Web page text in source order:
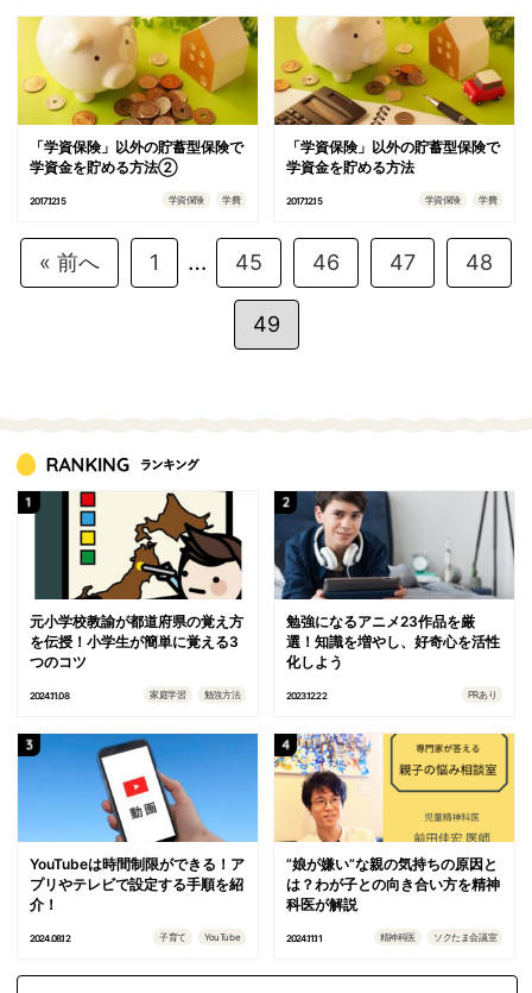
「学資保険」以外の貯蓄型保険で
学資金を貯める方法②
2017.12.15 学資保険 学費
「学資保険」以外の貯蓄型保険で
学資金を貯める方法
2017.12.15 学資保険 学費
« 前へ 1 … 45 46 47 48
49
元小学校教諭が都道府県の覚え方
を伝授！小学生が簡単に覚える3
つのコツ
2024.11.08 家庭学習 勉強方法
勉強になるアニメ23作品を厳
選！知識を増やし、好奇心を活性
化しよう
2023.12.22 PRあり
YouTubeは時間制限ができる！ア
プリやテレビで設定する手順を紹
介！
2024.08.12 子育て YouTube
”娘が嫌い”な親の気持ちの原因と
は？わが子との向き合い方を精神
科医が解説
2024.11.11 精神科医 ソクたま会議室